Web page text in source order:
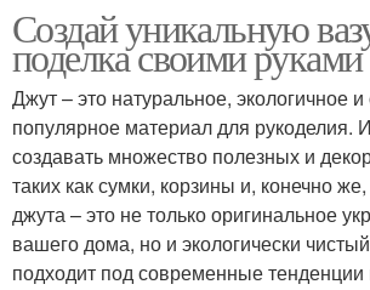
Создай уникальную
поделка своими руками
Джут – это натуральное, экологичное и
популярное материал для рукоделия.
создавать множество полезных и
таких как сумки, корзины и, конечно
джута – это не только оригинальное
вашего дома, но и экологически
подходит под современные